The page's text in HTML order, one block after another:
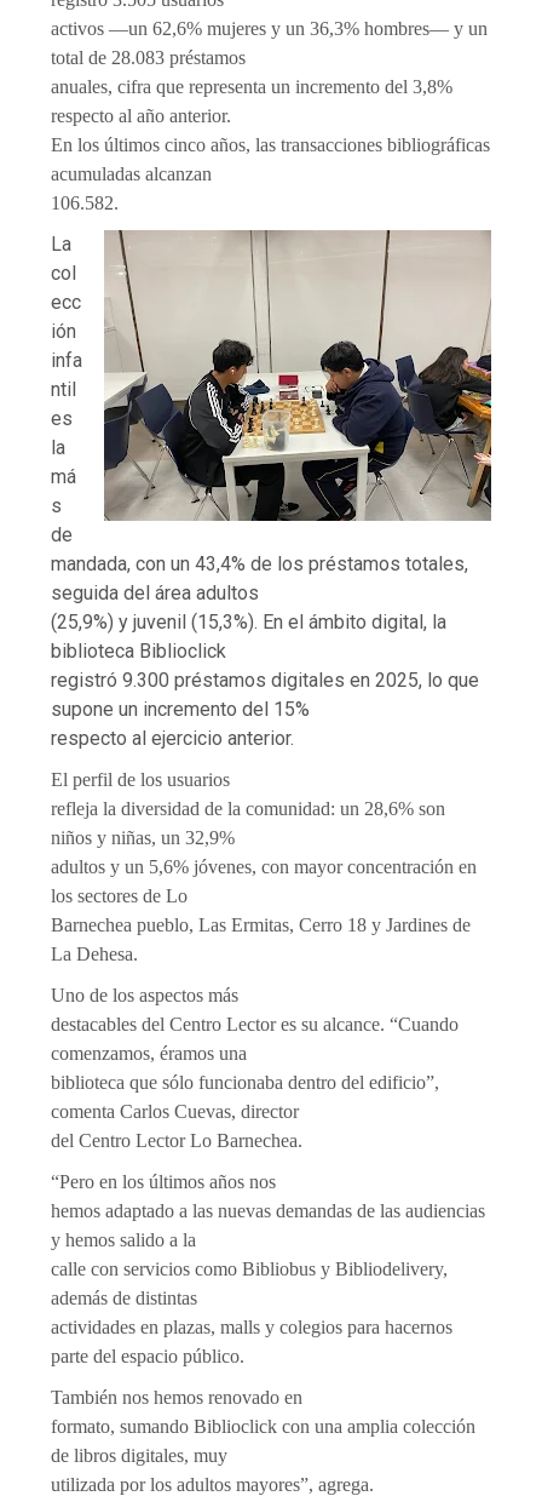
activos —un 62,6% mujeres y un 36,3% hombres— y un
total de 28.083 préstamos
anuales, cifra que representa un incremento del 3,8%
respecto al año anterior.
En los últimos cinco años, las transacciones bibliográficas
acumuladas alcanzan
106.582.
La
col
ecc
ión
infa
ntil
es
la
má
s
de
mandada, con un 43,4% de los préstamos totales,
seguida del área adultos
(25,9%) y juvenil (15,3%). En el ámbito digital, la
biblioteca Biblioclick
registró 9.300 préstamos digitales en 2025, lo que
supone un incremento del 15%
respecto al ejercicio anterior.
El perfil de los usuarios
refleja la diversidad de la comunidad: un 28,6% son
niños y niñas, un 32,9%
adultos y un 5,6% jóvenes, con mayor concentración en
los sectores de Lo
Barnechea pueblo, Las Ermitas, Cerro 18 y Jardines de
La Dehesa.
Uno de los aspectos más
destacables del Centro Lector es su alcance. “Cuando
comenzamos, éramos una
biblioteca que sólo funcionaba dentro del edificio”,
comenta Carlos Cuevas, director
del Centro Lector Lo Barnechea.
“Pero en los últimos años nos
hemos adaptado a las nuevas demandas de las audiencias
y hemos salido a la
calle con servicios como Bibliobus y Bibliodelivery,
además de distintas
actividades en plazas, malls y colegios para hacernos
parte del espacio público.
También nos hemos renovado en
formato, sumando Biblioclick con una amplia colección
de libros digitales, muy
utilizada por los adultos mayores”, agrega.